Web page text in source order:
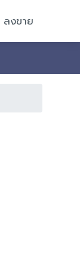
ลงขาย